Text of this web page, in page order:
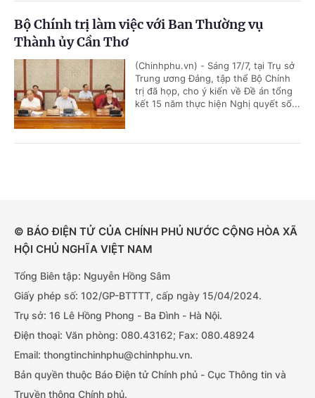
Bộ Chính trị làm việc với Ban Thường vụ
Thành ủy Cần Thơ
(Chinhphu.vn) - Sáng 17/7, tại Trụ sở
Trung ương Đảng, tập thể Bộ Chính
trị đã họp, cho ý kiến về Đề án tổng
kết 15 năm thực hiện Nghị quyết số...
© BÁO ĐIỆN TỬ CỦA CHÍNH PHỦ NƯỚC CỘNG HÒA XÃ
HỘI CHỦ NGHĨA VIỆT NAM
Tổng Biên tập: Nguyễn Hồng Sâm
Giấy phép số: 102/GP-BTTTT, cấp ngày 15/04/2024.
Trụ sở: 16 Lê Hồng Phong - Ba Đình - Hà Nội.
Điện thoại: Văn phòng: 080.43162; Fax: 080.48924
Email: thongtinchinhphu@chinhphu.vn.
Bản quyền thuộc Báo Điện tử Chính phủ - Cục Thông tin và
Truyền thông Chính phủ.